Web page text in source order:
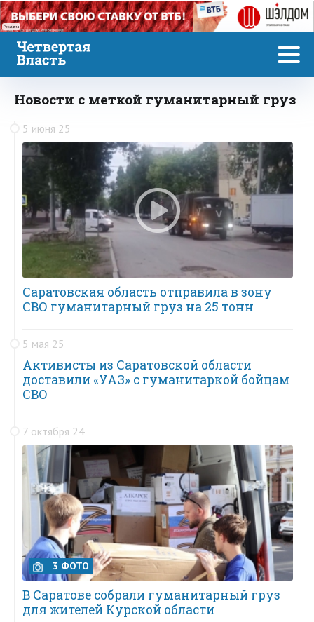
Реклама
Новости с меткой гуманитарный груз
5 июня 25
Саратовская область отправила в зону
СВО гуманитарный груз на 25 тонн
5 мая 25
Активисты из Саратовской области
доставили «УАЗ» с гуманитаркой бойцам
СВО
7 октября 24
3 ФОТО
В Саратове собрали гуманитарный груз
для жителей Курской области